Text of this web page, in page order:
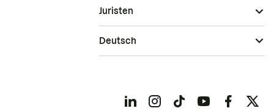
Juristen
Deutsch